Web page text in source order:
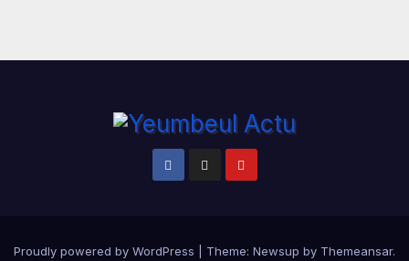
Proudly powered by WordPress Theme: Newsup by Themeansar.